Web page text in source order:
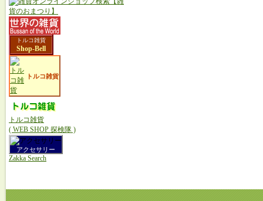
トルコ雑貨
Shop-Bell
トルコ雑貨
トルコ雑貨
( WEB SHOP 探検隊 )
アクセサリー
Zakka Search